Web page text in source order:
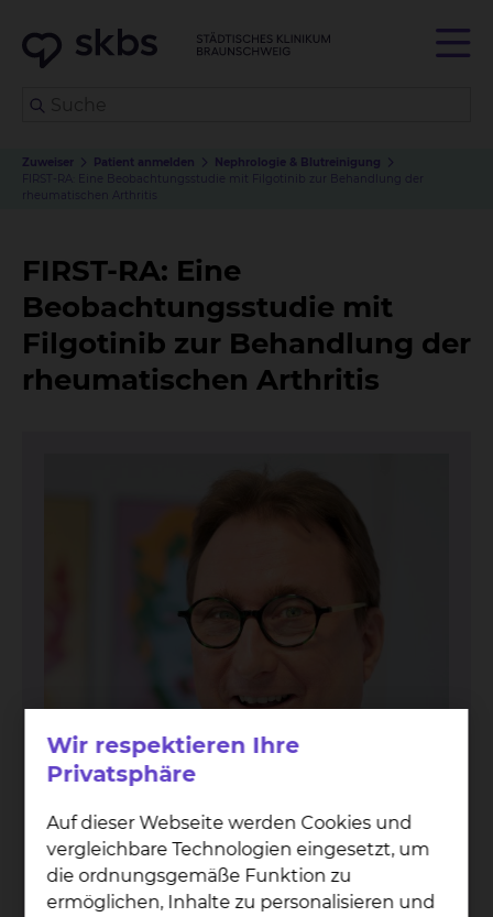
Zuweiser Patient anmelden
Nephrologie & Blutreinigung
FIRST-RA: Eine Beobachtungsstudie mit Filgotinib zur Behandlung der
rheumatischen Arthritis
FIRST-RA: Eine
Beobachtungsstudie mit
Filgotinib zur Behandlung der
rheumatischen Arthritis
Prof. Dr. med. Jan T. Kiel­stein
Wir respektieren Ihre
Privatsphäre
Auf dieser Webseite werden Cookies und
vergleichbare Technologien eingesetzt, um
die ordnungsgemäße Funktion zu
ermöglichen, Inhalte zu personalisieren und